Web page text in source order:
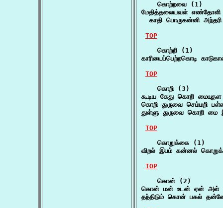
    கொற்றவை (1)
மேதித்தலையவள்
காதி பொருகன்னி
TOP
    கொற்றி (1)
காரியைப்பெற்றகொடி
TOP
    கொறி (3)
கூடிய கேது கொறி
கொறி துருவை செம்மறி
துள்ளு துருவை கொறி
TOP
    கொறுக்கை (1)
விறல் இபம் கன்னல்
TOP
    கொன் (2)
கொன் மன் உடன் ஏன் அள்
தந்திடும் கொன் பகல்